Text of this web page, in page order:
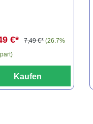
€*
7,49 €* (26.7%
Kaufen